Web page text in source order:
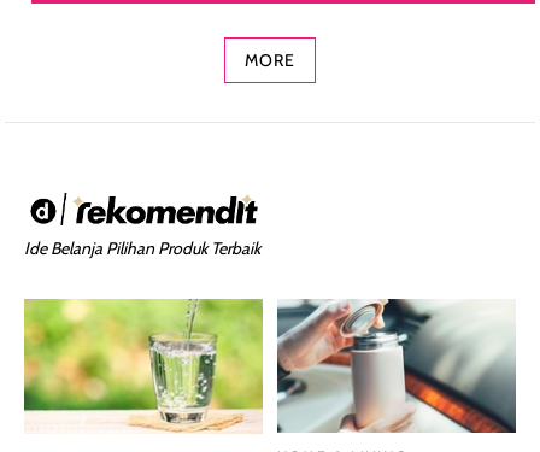
MORE
Ide Belanja Pilihan Produk Terbaik